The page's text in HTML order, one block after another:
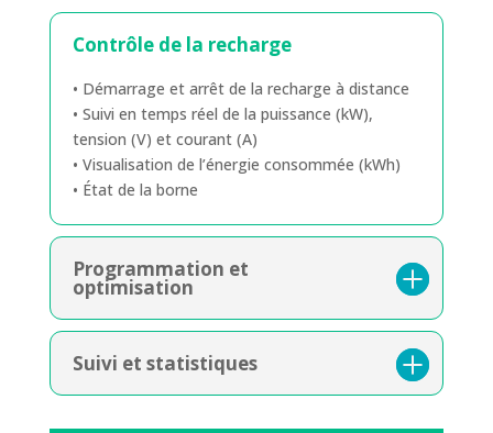
Contrôle de la recharge
• Démarrage et arrêt de la recharge à distance
• Suivi en temps réel de la puissance (kW),
tension (V) et courant (A)
• Visualisation de l’énergie consommée (kWh)
• État de la borne
Programmation et
optimisation
Suivi et statistiques